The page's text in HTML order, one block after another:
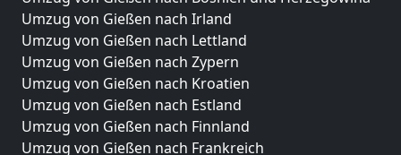
Umzug von Gießen nach Irland
Umzug von Gießen nach Lettland
Umzug von Gießen nach Zypern
Umzug von Gießen nach Kroatien
Umzug von Gießen nach Estland
Umzug von Gießen nach Finnland
Umzug von Gießen nach Frankreich